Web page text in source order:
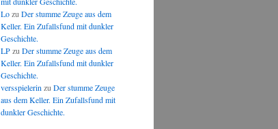
LozuDer stumme Zeuge aus dem
Keller. Ein Zufallsfund mit dunkler
Geschichte.
LPzuDer stumme Zeuge aus dem
Keller. Ein Zufallsfund mit dunkler
Geschichte.
versspielerinzuDer stumme Zeuge
aus dem Keller. Ein Zufallsfund mit
dunkler Geschichte.